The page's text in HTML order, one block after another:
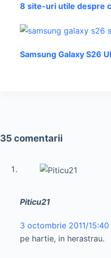
8 site-uri utile despre
Samsung Galaxy S26
35 comentarii
Piticu21
3 octombrie 2011/15:40
pe hartie, in herastrau.